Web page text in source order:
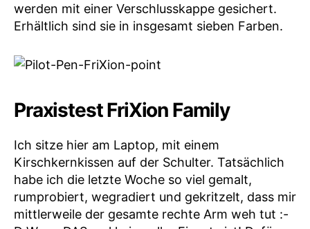
werden mit einer Verschlusskappe gesichert.
Erhältlich sind sie in insgesamt sieben Farben.
Praxistest FriXion Family
Ich sitze hier am Laptop, mit einem
Kirschkernkissen auf der Schulter. Tatsächlich
habe ich die letzte Woche so viel gemalt,
rumprobiert, wegradiert und gekritzelt, dass mir
mittlerweile der gesamte rechte Arm weh tut :-